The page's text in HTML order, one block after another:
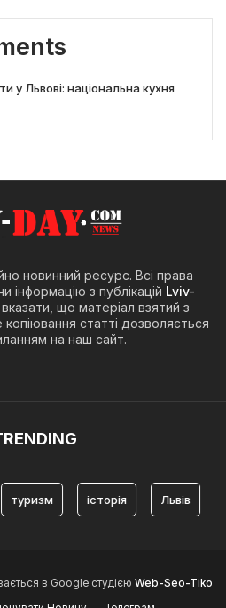
у Львові: національна кухня
новинний ресурс. Всі права
інформацію з публікацій Lviv-
що матеріал взятий з
статті дозволяється
на наш сайт.
історія Львів туризм
в Google студією Web-Seo-Tiko